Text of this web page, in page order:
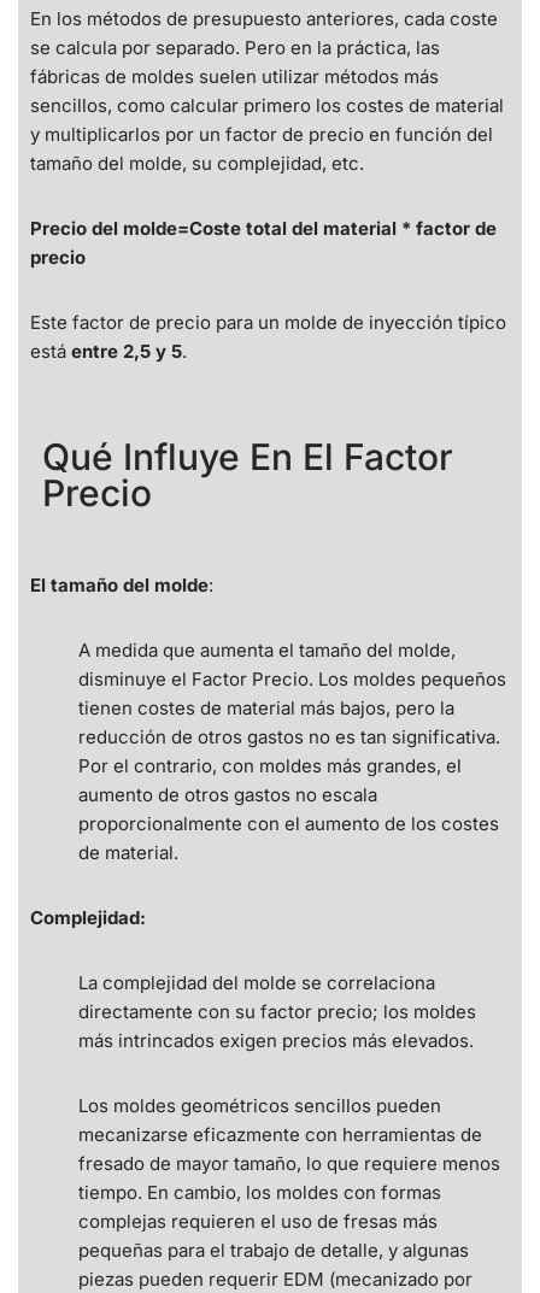
En los métodos de presupuesto anteriores, cada coste
se calcula por separado. Pero en la práctica, las
fábricas de moldes suelen utilizar métodos más
sencillos, como calcular primero los costes de material
y multiplicarlos por un factor de precio en función del
tamaño del molde, su complejidad, etc.
Precio del molde=Coste total del material * factor de
precio
Este factor de precio para un molde de inyección típico
está entre 2,5 y 5.
Qué Influye En El Factor
Precio
El tamaño del molde:
A medida que aumenta el tamaño del molde,
disminuye el Factor Precio. Los moldes pequeños
tienen costes de material más bajos, pero la
reducción de otros gastos no es tan significativa.
Por el contrario, con moldes más grandes, el
aumento de otros gastos no escala
proporcionalmente con el aumento de los costes
de material.
Complejidad:
La complejidad del molde se correlaciona
directamente con su factor precio; los moldes
más intrincados exigen precios más elevados.
Los moldes geométricos sencillos pueden
mecanizarse eficazmente con herramientas de
fresado de mayor tamaño, lo que requiere menos
tiempo. En cambio, los moldes con formas
complejas requieren el uso de fresas más
pequeñas para el trabajo de detalle, y algunas
piezas pueden requerir EDM (mecanizado por